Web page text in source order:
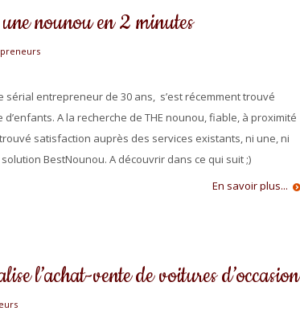
nounou en 2 minutes
sérial entrepreneur de 30 ans, s’est récemment trouvé
A la recherche de THE nounou, fiable, à proximité
satisfaction auprès des services existants, ni une, ni
BestNounou. A découvrir dans ce qui suit ;)
En savoir plus...
l’achat-vente de voitures d’occasion